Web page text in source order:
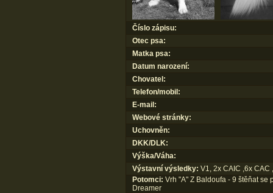
Číslo zápisu:
Otec psa:
Matka psa:
Datum narození:
Chovatel:
Telefon/mobil:
E-mail:
Webové stránky:
Uchovněn:
DKK/DLK:
Výška/Váha:
Výstavní výsledky: V1, 2x CAIC ,6x
Potomci: Vrh "A" Z Baldoufa - 9 štěňat se
Dreamer